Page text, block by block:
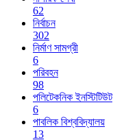
62
নির্বাচন
302
নির্মাণ সামগ্রী
6
পরিবহন
98
পলিটেকনিক ইনস্টিটিউট
6
পাবলিক বিশ্ববিদ্যালয়
13